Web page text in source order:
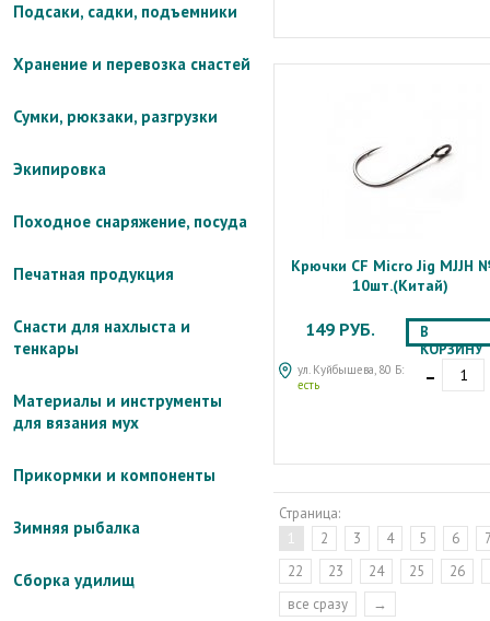
Подсаки, садки, подъемники
Хранение и перевозка снастей
Сумки, рюкзаки, разгрузки
Экипировка
Походное снаряжение, посуда
Печатная продукция
Снасти для нахлыста и
тенкары
Материалы и инструменты
для вязания мух
Прикормки и компоненты
Зимняя рыбалка
Сборка удилищ
Крючки CF Micro Jig MJJH
10шт.(Китай)
149 РУБ.
ул. Куйбышева, 80 Б:
есть
В
КОРЗИНУ
-
Страница:
1
2 3 4 5 6
22
23 24 25
26
все сразу
→